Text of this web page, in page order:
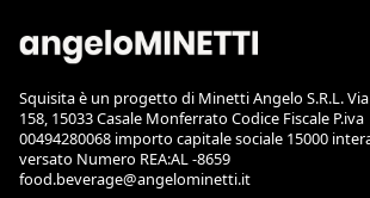
Squisita è un progetto di Minetti Angelo S.R.L.
158, 15033 Casale Monferrato Codice Fiscale P.iva
00494280068 importo capitale sociale 15000
versato Numero REA:AL -8659
food.beverage@angelominetti.it